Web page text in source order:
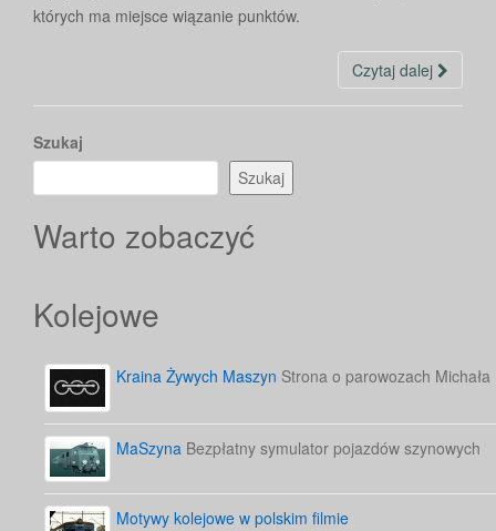
których ma miejsce wiązanie punktów.
Czytaj dalej
Szukaj
Szukaj
Warto zobaczyć
Kolejowe
Kraina Żywych Maszyn Strona o parowozach
MaSzyna Bezpłatny symulator pojazdów szynowych
Motywy kolejowe w polskim filmie